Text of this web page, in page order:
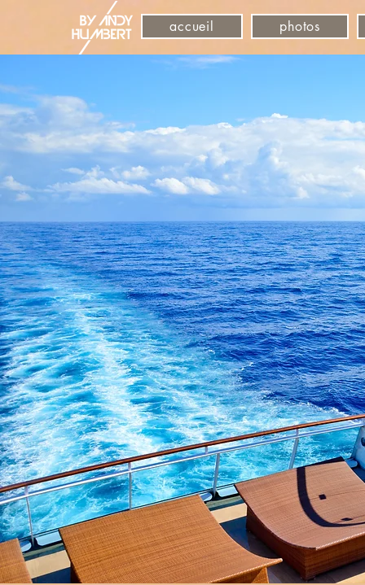
accueil photos